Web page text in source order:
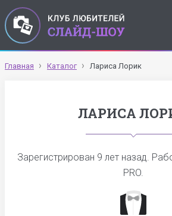
Главная Каталог Лариса Лорик
ЛАРИСА
Зарегистрирован 9 лет назад.
PRO.